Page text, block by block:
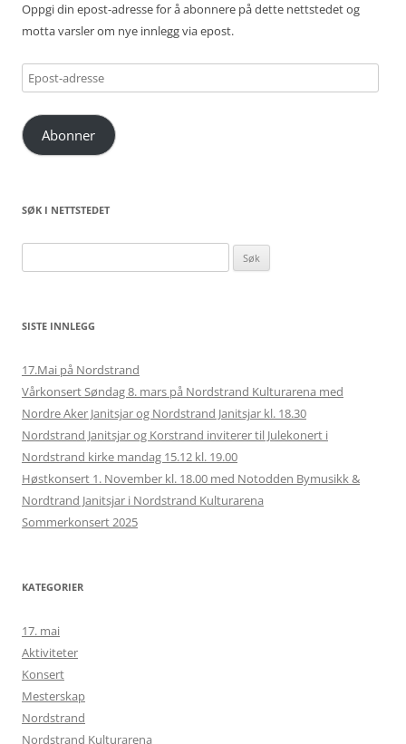
Oppgi din epost-adresse for å abonnere på dette nettstedet og
motta varsler om nye innlegg via epost.
Epost-
adresse
Abonner
SØK I NETTSTEDET
etter:
SISTE INNLEGG
17.Mai på Nordstrand
Vårkonsert Søndag 8. mars på Nordstrand Kulturarena med
Nordre Aker Janitsjar og Nordstrand Janitsjar kl. 18.30
Nordstrand Janitsjar og Korstrand inviterer til Julekonert i
Nordstrand kirke mandag 15.12 kl. 19.00
Høstkonsert 1. November kl. 18.00 med Notodden Bymusikk &
Nordtrand Janitsjar i Nordstrand Kulturarena
Sommerkonsert 2025
KATEGORIER
17. mai
Aktiviteter
Konsert
Mesterskap
Nordstrand
Nordstrand Kulturarena